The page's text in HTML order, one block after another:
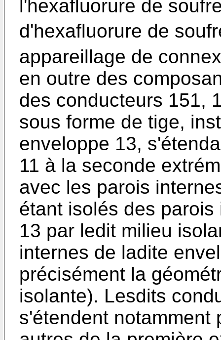
l'hexafluorure de
d'hexafluorure de
appareillage de
en outre des
des conducteurs 151,
sous forme de tige,
enveloppe 13,
11 à la seconde
avec les parois
étant isolés des
13 par ledit milieu
internes de ladite
précisément la
isolante). Lesdits
s'étendent notamment